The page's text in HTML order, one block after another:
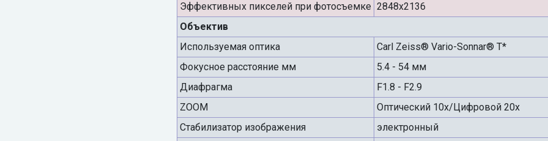
Эффективных пикселей при фотосъемке 2848x2136
Объектив
Используемая оптика
Carl Zeiss® Vario-Sonnar® T*
Фокусное расстояние мм
5.4 - 54 мм
Диафрагма
F1.8 - F2.9
ZOOM
Оптический 10х/Цифровой 20х
Стабилизатор изображения
электронный